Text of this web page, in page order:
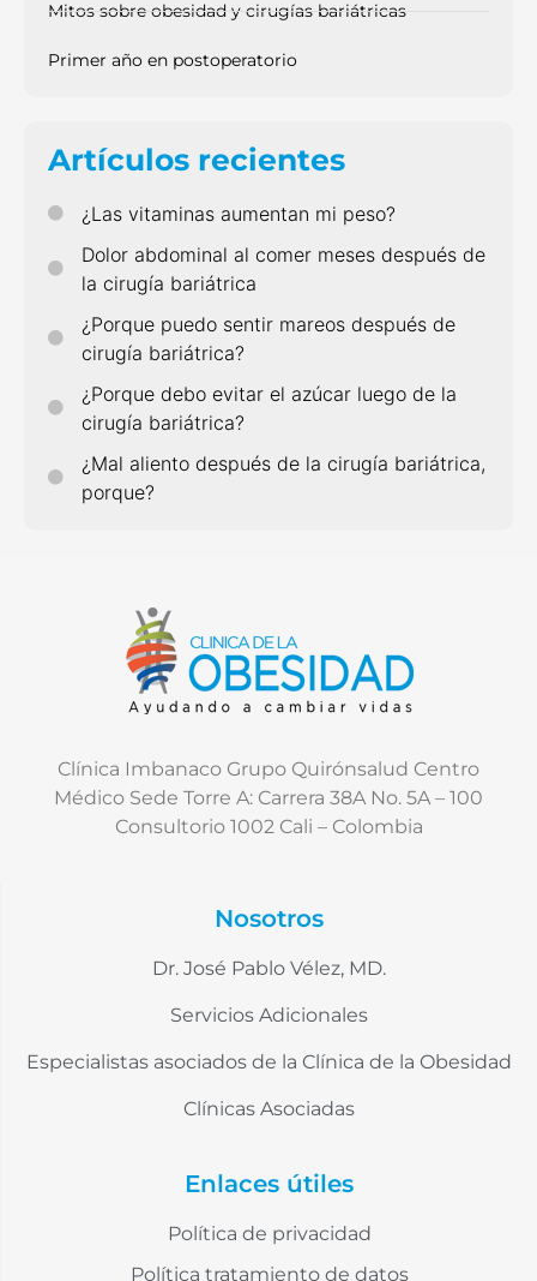
Mitos sobre obesidad y cirugías bariátricas
Primer año en postoperatorio
Artículos recientes
¿Las vitaminas aumentan mi peso?
Dolor abdominal al comer meses después de
la cirugía bariátrica
¿Porque puedo sentir mareos después de
cirugía bariátrica?
¿Porque debo evitar el azúcar luego de la
cirugía bariátrica?
¿Mal aliento después de la cirugía bariátrica,
porque?
Clínica Imbanaco Grupo Quirónsalud Centro
Médico Sede Torre A: Carrera 38A No. 5A – 100
Consultorio 1002 Cali – Colombia
Nosotros
Dr. José Pablo Vélez, MD.
Servicios Adicionales
Especialistas asociados de la Clínica de la Obesidad
Clínicas Asociadas
Enlaces útiles
Política de privacidad